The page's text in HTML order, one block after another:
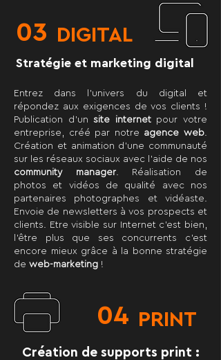
03 DIGITAL
Stratégie et marketing digital
Entrez dans l’univers du digital et
répondez aux exigences de vos clients !
Publication d’unsite internet pour votre
entreprise, créé par notre agence web.
Création et animation d’une communauté
sur les réseaux sociaux avec l’aide de nos
community manager. Réalisation de
photos et vidéos de qualité avec nos
partenaires photographes et vidéaste.
Envoie de newsletters à vos prospects et
clients. Etre visible sur Internet c’est bien,
l’être plus que ses concurrents c’est
encore mieux grâce à la bonne stratégie
de web-marketing !
04 PRINT
Création de supports print :